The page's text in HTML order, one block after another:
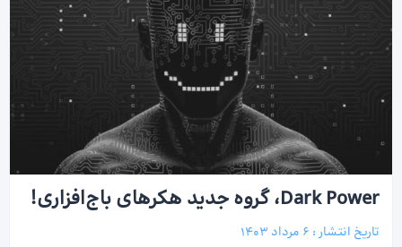
Dark Power، گروه جدید هکرهای باج‌افزاری!
تاریخ انتشار : 6 مرداد 1403